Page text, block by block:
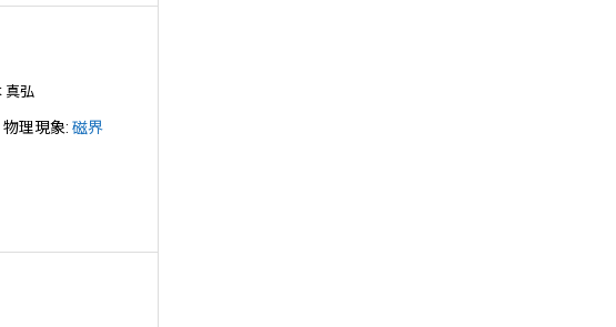
真弘
物理現象:磁界